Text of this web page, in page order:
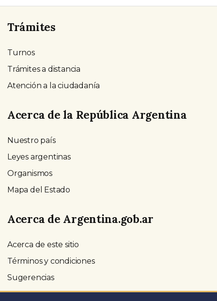
Trámites
Turnos
Trámites a distancia
Atención a la ciudadanía
Acerca de la República Argentina
Nuestro país
Leyes argentinas
Organismos
Mapa del Estado
Acerca de Argentina.gob.ar
Acerca de este sitio
Términos y condiciones
Sugerencias